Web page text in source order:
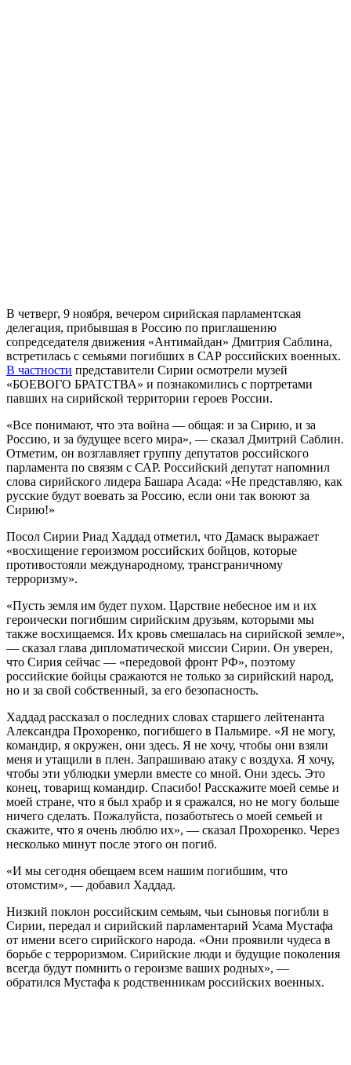
В четверг, 9 ноября, вечером сирийская парламентская
делегация, прибывшая в Россию по приглашению
сопредседателя движения «Антимайдан» Дмитрия Саблина,
встретилась с семьями погибших в САР российских военных.
В частности представители Сирии осмотрели музей
«БОЕВОГО БРАТСТВА» и познакомились с портретами
павших на сирийской территории героев России.
«Все понимают, что эта война — общая: и за Сирию, и за
Россию, и за будущее всего мира», — сказал Дмитрий Саблин.
Отметим, он возглавляет группу депутатов российского
парламента по связям с САР. Российский депутат напомнил
слова сирийского лидера Башара Асада: «Не представляю, как
русские будут воевать за Россию, если они так воюют за
Сирию!»
Посол Сирии Риад Хаддад отметил, что Дамаск выражает
«восхищение героизмом российских бойцов, которые
противостояли международному, трансграничному
терроризму».
«Пусть земля им будет пухом. Царствие небесное им и их
героически погибшим сирийским друзьям, которыми мы
также восхищаемся. Их кровь смешалась на сирийской земле»,
— сказал глава дипломатической миссии Сирии. Он уверен,
что Сирия сейчас — «передовой фронт РФ», поэтому
российские бойцы сражаются не только за сирийский народ,
но и за свой собственный, за его безопасность.
Хаддад рассказал о последних словах старшего лейтенанта
Александра Прохоренко, погибшего в Пальмире. «Я не могу,
командир, я окружен, они здесь. Я не хочу, чтобы они взяли
меня и утащили в плен. Запрашиваю атаку с воздуха. Я хочу,
чтобы эти ублюдки умерли вместе со мной. Они здесь. Это
конец, товарищ командир. Спасибо! Расскажите моей семье и
моей стране, что я был храбр и я сражался, но не могу больше
ничего сделать. Пожалуйста, позаботьтесь о моей семьей и
скажите, что я очень люблю их», — сказал Прохоренко. Через
несколько минут после этого он погиб.
«И мы сегодня обещаем всем нашим погибшим, что
отомстим», — добавил Хаддад.
Низкий поклон российским семьям, чьи сыновья погибли в
Сирии, передал и сирийский парламентарий Усама Мустафа
от имени всего сирийского народа. «Они проявили чудеса в
борьбе с терроризмом. Сирийские люди и будущие поколения
всегда будут помнить о героизме ваших родных», —
обратился Мустафа к родственникам российских военных.